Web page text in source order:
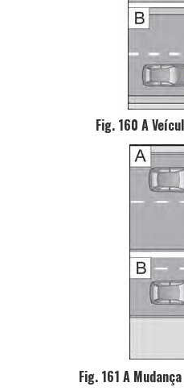
Fig. 160 A
Fig. 161 A